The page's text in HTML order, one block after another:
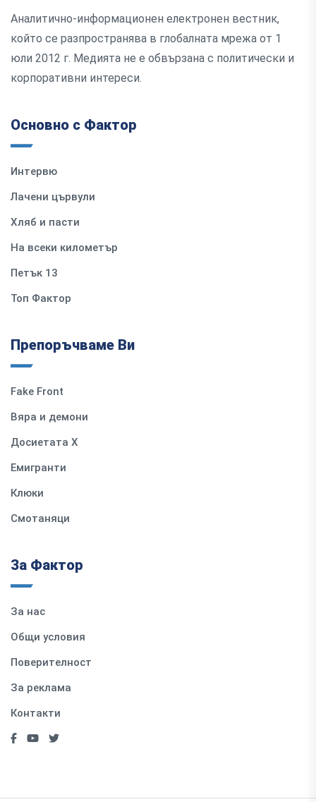
Аналитично-информационен електронен вестник,
който се разпространява в глобалната мрежа от 1
юли 2012 г. Медията не е обвързана с политически и
корпоративни интереси.
Основно с Фактор
Интервю
Лачени цървули
Хляб и пасти
На всеки километър
Петък 13
Топ Фактор
Препоръчваме Ви
Fake Front
Вяра и демони
Досиетата Х
Емигранти
Клюки
Смотаняци
За Фактор
За нас
Общи условия
Поверителност
За реклама
Контакти